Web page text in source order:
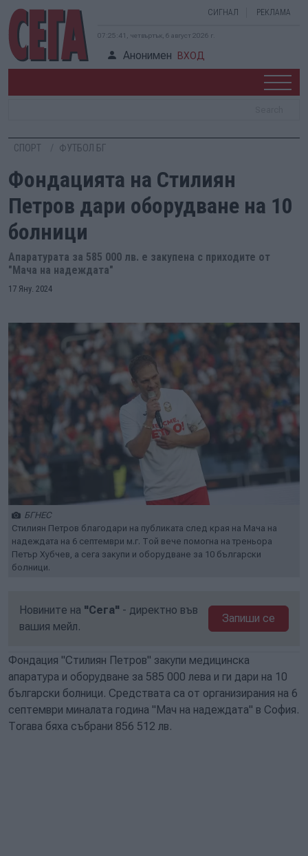
СИГНАЛ РЕКЛАМА
07:25:42, четвъртък, 6 август 2026 г.
Анонимен ВХОД
СПОРТ ФУТБОЛ БГ
Фондацията на Стилиян
Петров дари оборудване на 10
болници
Апаратурата за 585 000 лв. е закупена с приходите от
"Мача на надеждата"
17 Яну. 2024
БГНЕС
Стилиян Петров благодари на публиката след края на Мача на
надеждата на 6 септември м.г. Той вече помогна на треньора
Петър Хубчев, а сега закупи и оборудване за 10 български
болници.
Новините на "Сега" - директно във
вашия мейл.
Запиши се
Фондация "Стилиян Петров" закупи медицинска
апаратура и оборудване за 585 000 лева и ги дари на 10
български болници. Средствата са от организирания на 6
септември миналата година "Мач на надеждата" в София.
Тогава бяха събрани 856 512 лв.